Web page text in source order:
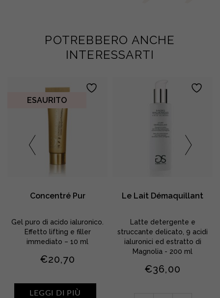
POTREBBERO ANCHE
INTERESSARTI
ESAURITO
Concentré Pur
Gel puro di acido ialuronico.
Effetto lifting e filler
immediato – 10 ml
€20,70
LEGGI DI PIÙ
Le Lait Démaquillant
Latte detergente e
struccante delicato, 9 acidi
ialuronici ed estratto di
Magnolia - 200 ml
€36,00